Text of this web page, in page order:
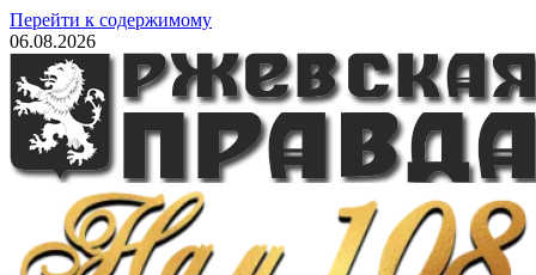
Перейти к содержимому
06.08.2026